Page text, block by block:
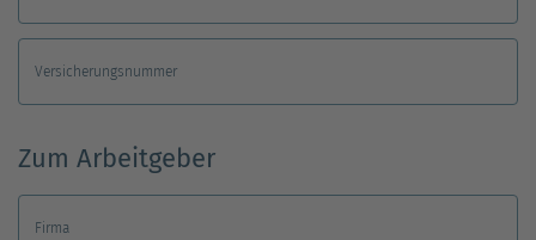
Versicherungsnummer
Zum Arbeitgeber
Firma